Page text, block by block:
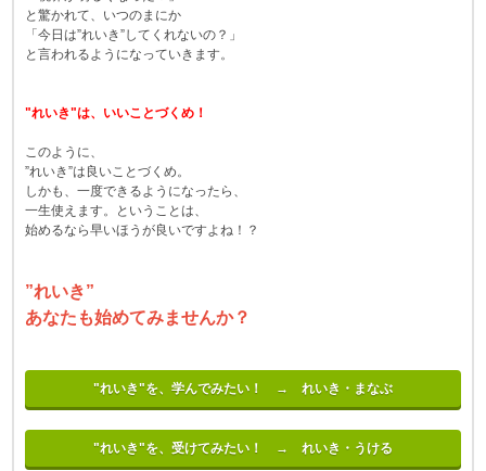
と驚かれて、いつのまにか
「今日は”れいき”してくれないの？」
と言われるようになっていきます。
"れいき"は、いいことづくめ！
このように、
”れいき”は良いことづくめ。
しかも、一度できるようになったら、
一生使えます。ということは、
始めるなら早いほうが良いですよね！？
”れいき”
あなたも始めてみませんか？
"れいき"を、学んでみたい！ → れいき・まなぶ
"れいき"を、受けてみたい！ → れいき・うける